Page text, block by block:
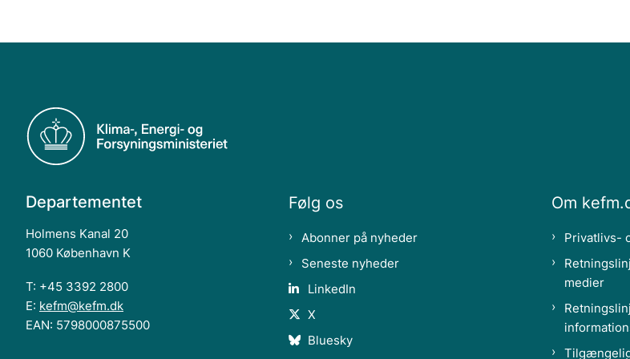
Departementet
Holmens Kanal 20
1060 København K
T: +45 3392 2800
E: kefm@kefm.dk
EAN: 5798000875500
Følg os
Abonner på nyheder
Seneste nyheder
LinkedIn
X
Bluesky
Om
Privatlivs-
medier